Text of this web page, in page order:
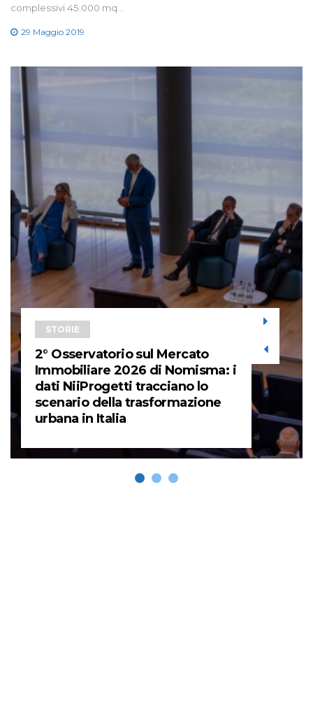
complessivi 45.000 mq…
29 Maggio 2019
STORIE
2° Osservatorio sul Mercato
Immobiliare 2026 di Nomisma: i
dati NiiProgetti tracciano lo
scenario della trasformazione
urbana in Italia